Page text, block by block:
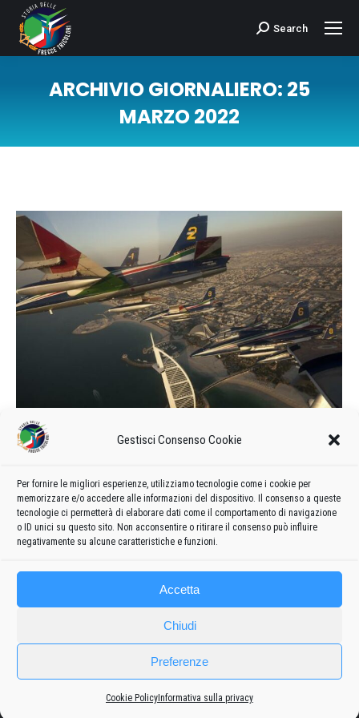
Gestisci Consenso Cookie
Per fornire le migliori esperienze, utilizziamo tecnologie come i cookie per
memorizzare e/o accedere alle informazioni del dispositivo. Il consenso a queste
tecnologie ci permetterà di elaborare dati come il comportamento di navigazione
o ID unici su questo sito. Non acconsentire o ritirare il consenso può influire
negativamente su alcune caratteristiche e funzioni.
Accetta
Chiudi
Preferenze
Cookie Policy Informativa sulla privacy
Cerca:Search
ARCHIVIO GIORNALIERO: 25
MARZO 2022
Dubai Air Show 2009
2009 admin8235 25 Marzo 2022 Lascia un commento
Foto dell’esibizione delle Frecce Tricolori al Dubai Air Show
del 2009
Frecce